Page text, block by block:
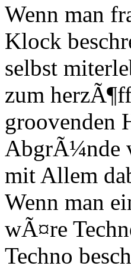
Wenn man
Klock
selbst
zum
groovenden
AbgrÃ¼nde
mit Allem
Wenn man
wÃ¤re
Techno